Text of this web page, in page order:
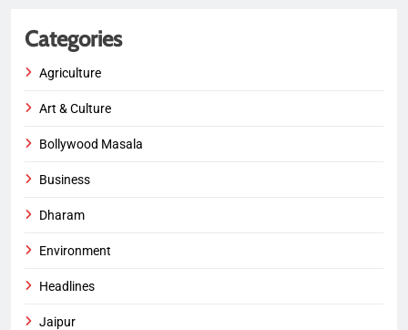
Categories
Agriculture
Art & Culture
Bollywood Masala
Business
Dharam
Environment
Headlines
Jaipur